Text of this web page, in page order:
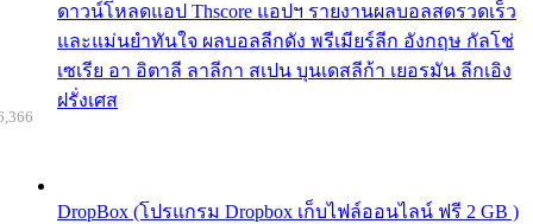
ดาวน์โหลดแอป Thscore แอปฯ รายงานผลบอลสดรวดเร็ว
และแม่นยำทันใจ ผลบอลลีกดัง พรีเมียร์ลีก อังกฤษ กัลโช่
เซเรีย อา อิตาลี ลาลีกา สเปน บุนเดสลีก้า เยอรมัน ลีกเอิง
ฝรั่งเศส
DropBox (โปรแกรม Dropbox เก็บไฟล์ออนไลน์ ฟรี 2 GB )